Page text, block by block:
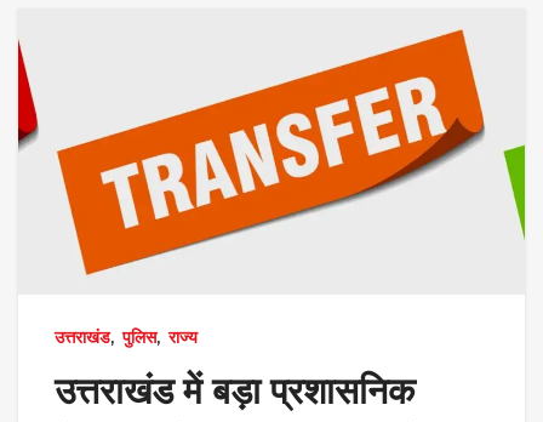
उत्तराखंड, पुलिस, राज्य
उत्तराखंड में बड़ा प्रशासनिक